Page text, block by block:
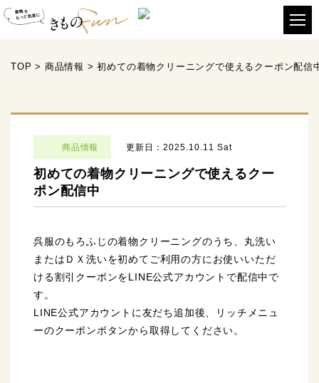
TOP > 商品情報 >初めての着物クリーニングで使えるクーポン配信
商品情報 更新日：2025.10.11 Sat
初めての着物クリーニングで使えるクー
ポン配信中
呉服のもろふじの着物クリーニングのうち、丸洗い
またはＤＸ洗いを初めてご利用の方にお使いいただ
ける割引クーポンをLINE公式アカウントで配信中で
す。
LINE公式アカウントに友だち追加後、リッチメニュ
ーのクーポンボタンから取得してください。